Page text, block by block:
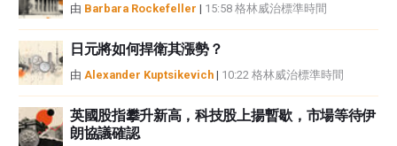
由 Barbara Rockefeller | 15:58 格林威治標準時間
日元將如何捍衛其漲勢？
由 Alexander Kuptsikevich | 10:22 格林威治標準時間
英國股指攀升新高，科技股上揚暫歇，市場等待伊
朗協議確認